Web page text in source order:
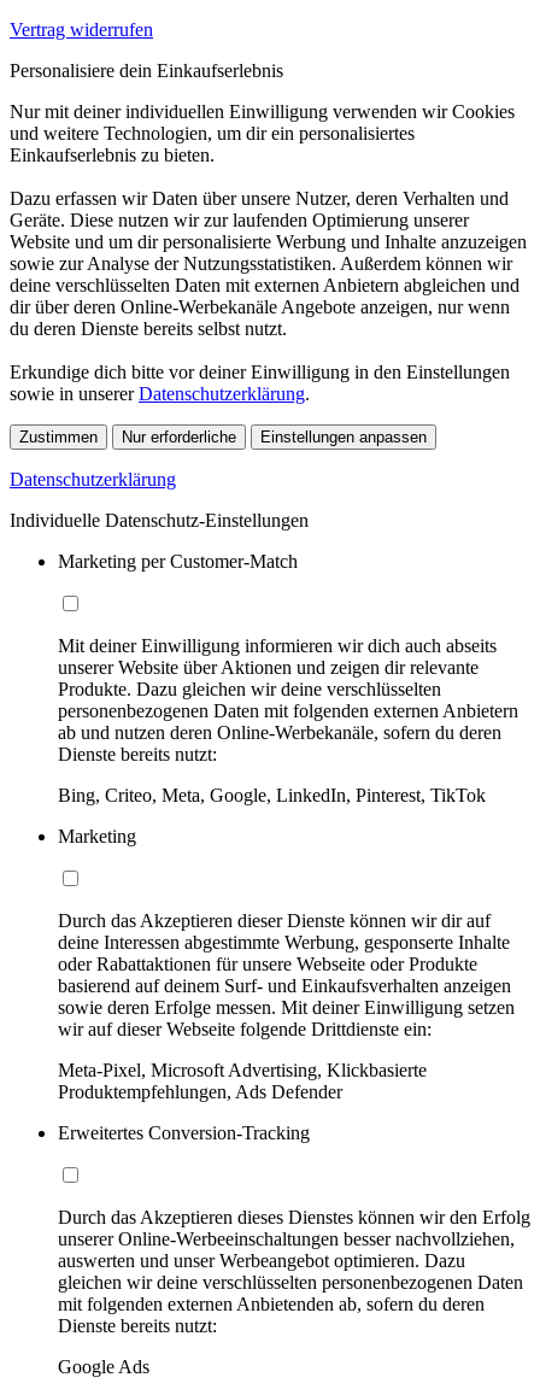
Vertrag widerrufen
Personalisiere dein Einkaufserlebnis
Nur mit deiner individuellen Einwilligung verwenden wir Cookies
und weitere Technologien, um dir ein personalisiertes
Einkaufserlebnis zu bieten.
Dazu erfassen wir Daten über unsere Nutzer, deren Verhalten und
Geräte. Diese nutzen wir zur laufenden Optimierung unserer
Website und um dir personalisierte Werbung und Inhalte anzuzeigen
sowie zur Analyse der Nutzungsstatistiken. Außerdem können wir
deine verschlüsselten Daten mit externen Anbietern abgleichen und
dir über deren Online-Werbekanäle Angebote anzeigen, nur wenn
du deren Dienste bereits selbst nutzt.
Erkundige dich bitte vor deiner Einwilligung in den Einstellungen
sowie in unsererDatenschutzerklärung.
Zustimmen Nur erforderliche Einstellungen anpassen
Datenschutzerklärung
Individuelle Datenschutz-Einstellungen
Marketing per Customer-Match
Mit deiner Einwilligung informieren wir dich auch abseits
unserer Website über Aktionen und zeigen dir relevante
Produkte. Dazu gleichen wir deine verschlüsselten
personenbezogenen Daten mit folgenden externen Anbietern
ab und nutzen deren Online-Werbekanäle, sofern du deren
Dienste bereits nutzt:
Bing, Criteo, Meta, Google, LinkedIn, Pinterest, TikTok
Marketing
Durch das Akzeptieren dieser Dienste können wir dir auf
deine Interessen abgestimmte Werbung, gesponserte Inhalte
oder Rabattaktionen für unsere Webseite oder Produkte
basierend auf deinem Surf- und Einkaufsverhalten anzeigen
sowie deren Erfolge messen. Mit deiner Einwilligung setzen
wir auf dieser Webseite folgende Drittdienste ein:
Meta-Pixel, Microsoft Advertising, Klickbasierte
Produktempfehlungen, Ads Defender
Erweitertes Conversion-Tracking
Durch das Akzeptieren dieses Dienstes können wir den Erfolg
unserer Online-Werbeeinschaltungen besser nachvollziehen,
auswerten und unser Werbeangebot optimieren. Dazu
gleichen wir deine verschlüsselten personenbezogenen Daten
mit folgenden externen Anbietenden ab, sofern du deren
Dienste bereits nutzt:
Google Ads